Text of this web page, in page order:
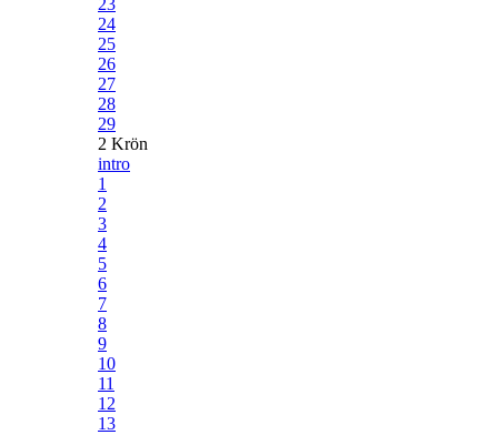
24
25
26
27
28
29
2 Krön
intro
1
2
3
4
5
6
7
8
9
10
11
12
13